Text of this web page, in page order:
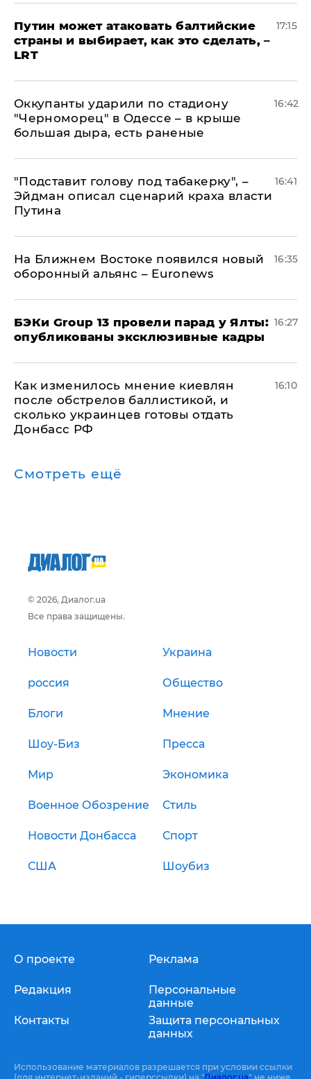
Путин может атаковать балтийские
страны и выбирает, как это сделать, –
LRT
17:15
Оккупанты ударили по стадиону
"Черноморец" в Одессе – в крыше
большая дыра, есть раненые
16:42
​"Подставит голову под табакерку", –
Эйдман описал сценарий краха власти
Путина
16:41
На Ближнем Востоке появился новый
оборонный альянс – Euronews
16:35
​БЭКи Group 13 провели парад у Ялты:
опубликованы эксклюзивные кадры
16:27
Как изменилось мнение киевлян
после обстрелов баллистикой, и
сколько украинцев готовы отдать
Донбасс РФ
16:10
Смотреть ещё
© 2026, Диалог.ua
Все права защищены.
Новости Украина
россия Общество
Блоги Мнение
Шоу-Биз Пресса
Мир Экономика
Военное Обозрение Стиль
Новости Донбасса Спорт
США Шоубиз
О проекте
Редакция
Контакты
Реклама
Персональные
данные
Защита персональных
данных
Использование материалов разрешается при условии ссылки
(для интернет-изданий - гиперссылки) на "Диалог.ua" не ниже